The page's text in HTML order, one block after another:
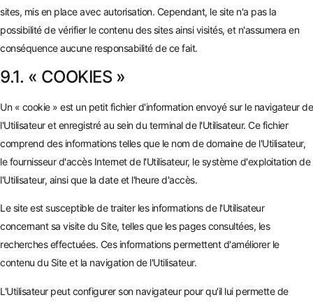
sites, mis en place avec autorisation. Cependant, le site n'a pas la
possibilité de vérifier le contenu des sites ainsi visités, et n'assumera en
conséquence aucune responsabilité de ce fait.
9.1. « COOKIES »
Un « cookie » est un petit fichier d'information envoyé sur le navigateur de
l'Utilisateur et enregistré au sein du terminal de l'Utilisateur. Ce fichier
comprend des informations telles que le nom de domaine de l'Utilisateur,
le fournisseur d'accès Internet de l'Utilisateur, le système d'exploitation de
l'Utilisateur, ainsi que la date et l'heure d'accès.
Le site est susceptible de traiter les informations de l'Utilisateur
concernant sa visite du Site, telles que les pages consultées, les
recherches effectuées. Ces informations permettent d'améliorer le
contenu du Site et la navigation de l'Utilisateur.
L'Utilisateur peut configurer son navigateur pour qu'il lui permette de